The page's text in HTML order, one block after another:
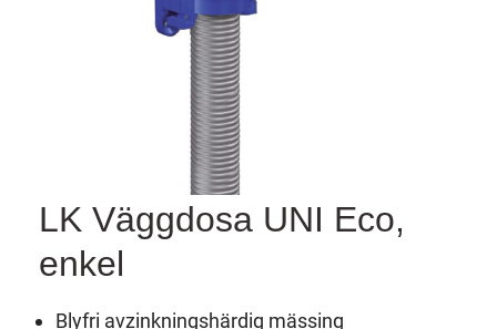
LK Väggdosa UNI Eco,
enkel
Blyfri avzinkningshärdig mässing